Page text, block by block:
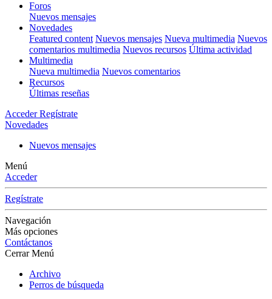
Foros
Nuevos mensajes
Novedades
Featured content Nuevos mensajes Nueva multimedia Nuevos
comentarios multimedia Nuevos recursos Última actividad
Multimedia
Nueva multimedia Nuevos comentarios
Recursos
Últimas reseñas
Acceder Regístrate
Novedades
Nuevos mensajes
Menú
Acceder
Regístrate
Navegación
Más opciones
Contáctanos
Cerrar Menú
Archivo
Perros de búsqueda